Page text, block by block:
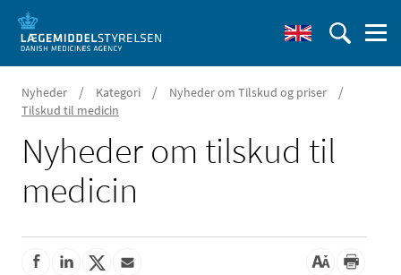
Nyheder / Kategori / Nyheder om Tilskud og priser /
Tilskud til medicin
Nyheder om tilskud til
medicin